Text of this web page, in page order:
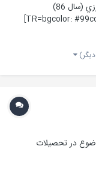
رشته‌ هاي‌ امتحاني‌ دوره‌ كارشناسي‌ ارشد گروه‌ کشاورزي (سال 86)
[TABLE=class: cms_table, align: center] [TR=bgcolor: #99ccff]
درتحصیلات